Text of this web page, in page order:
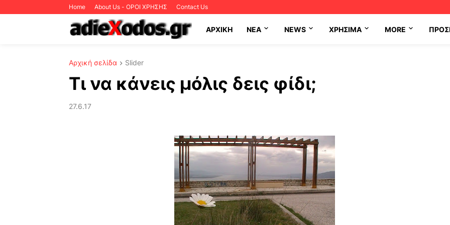
Home About Us - ΟΡΟΙ ΧΡΗΣΗΣ Contact Us
ΑΡΧΙΚΗ NEA NEWS ΧΡΉΣΙΜΑ MORE
Αρχική σελίδα Slider
Τι να κάνεις μόλις δεις φίδι;
27.6.17